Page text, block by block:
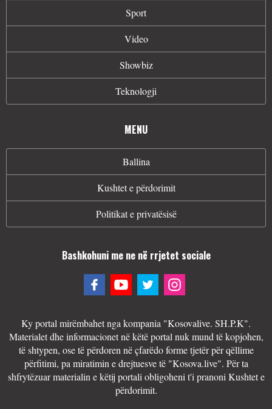
Sport
Video
Showbiz
Teknologji
MENU
Ballina
Kushtet e përdorimit
Politikat e privatësisë
Bashkohuni me ne në rrjetet sociale
Ky portal mirëmbahet nga kompania "Kosovalive. SH.P.K".
Materialet dhe informacionet në këtë portal nuk mund të kopjohen,
të shtypen, ose të përdoren në çfarëdo forme tjetër për qëllime
përfitimi, pa miratimin e drejtuesve të "Kosova.live". Për ta
shfrytëzuar materialin e këtij portali obligoheni t'i pranoni Kushtet e
përdorimit.